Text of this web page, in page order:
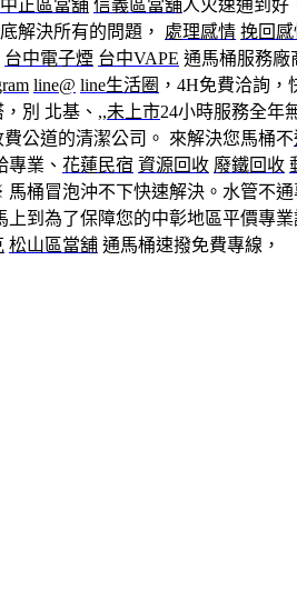
中正區當舖 信義區當舖人火速通到好
解決所有的問題， 處理感情 挽回感
台中電子煙 台中VAPE 通馬桶服務廠
line@ line生活圈 ，4H免費洽詢
，別 北基、,,未上市24小時服務全年
公道的清潔公司。 來解決您馬桶不
專業、 花蓮民宿 資源回收 廢鐵回收
馬桶冒泡沖不下快速解決。水管不
到為了保障您的中彰地區平價專
松山區當舖 通馬桶速撥免費專線，